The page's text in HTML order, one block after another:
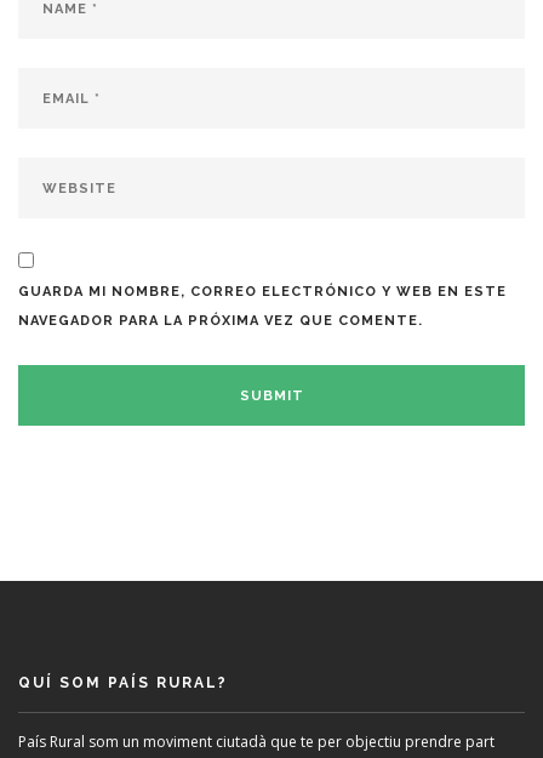
GUARDA MI NOMBRE, CORREO ELECTRÓNICO Y WEB EN ESTE
NAVEGADOR PARA LA PRÓXIMA VEZ QUE COMENTE.
QUÍ SOM PAÍS RURAL?
País Rural som un moviment ciutadà que te per objectiu prendre part